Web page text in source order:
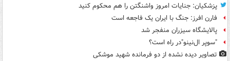
پزشکیان: جنایات امروز واشنگتن را هم محکوم کنید
فارن افرز: جنگ با ایران یک فاجعه است
پالایشگاه سیزران منفجر شد
"سوپر ال‌نینو"در راه است؟
تصاویر دیده‌ نشده از دو فرمانده شهید موشکی